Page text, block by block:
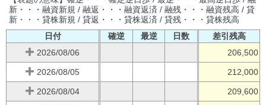
新・・・融資新規 / 融返・・・融資返済 / 融残・・・融資残高 / 貸
新・・・貸株新規 / 貸返・・・貸株返済 / 貸残・・・貸株残高
日付
確逆 最逆 日数
差引残高
2026/08/06
206,500
2026/08/05 212,000
2026/08/04 209,600